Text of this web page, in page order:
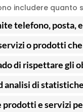
includere quanto
telefono, posta,
o prodotti
di rispettare gli
analisi di
prodotti e servizi